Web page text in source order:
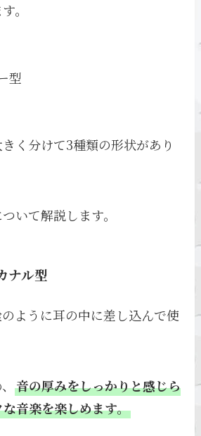
。
型
く分けて3種類の形状があり
いて解説します。
ナル型
ように耳の中に差し込んで使
音の厚みをしっかりと感じら
音楽を楽しめます。